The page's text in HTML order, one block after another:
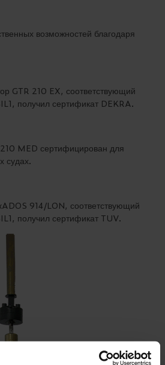
возможностей благодаря
GTR 210 EX, соответствующий
получил сертификат DEKRA.
MED сертифицирован для
судах.
914/LON, соответствующий
получил сертификат TUV.